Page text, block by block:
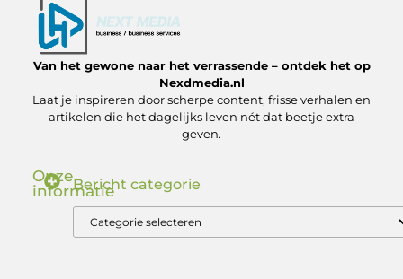
Van het gewone naar het verrassende – ontdek het op
Nexdmedia.nl
Laat je inspireren door scherpe content, frisse verhalen en
artikelen die het dagelijks leven nét dat beetje extra
geven.
Onze
informatieBericht categorie